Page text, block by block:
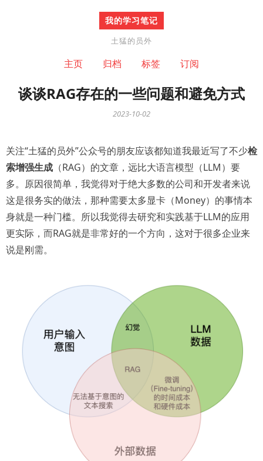
我的学习笔记
土猛的员外
主页 归档 标签 订阅
谈谈RAG存在的一些问题和避免方式
2023-10-02
关注“土猛的员外”公众号的朋友应该都知道我最近写了不少检
索增强生成 （RAG）的文章，远比大语言模型（LLM）要
多。原因很简单，我觉得对于绝大多数的公司和开发者来说
这是很务实的做法，那种需要太多显卡（Money）的事情本
身就是一种门槛。所以我觉得去研究和实践基于LLM的应用
更实际，而RAG就是非常好的一个方向，这对于很多企业来
说是刚需。